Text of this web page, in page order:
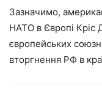
Зазначимо,
НАТО в Європі Кріс
європейських
вторгнення РФ в